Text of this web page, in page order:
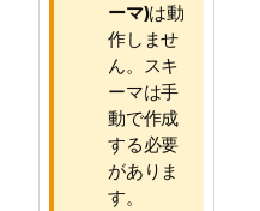
ーマ)は動
作しませ
ん。スキ
ーマは手
動で作成
する必要
がありま
す。